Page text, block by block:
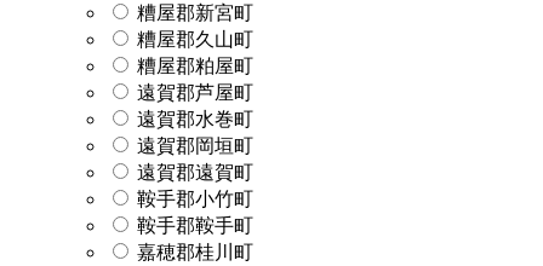
糟屋郡新宮町
糟屋郡久山町
糟屋郡粕屋町
遠賀郡芦屋町
遠賀郡水巻町
遠賀郡岡垣町
遠賀郡遠賀町
鞍手郡小竹町
鞍手郡鞍手町
嘉穂郡桂川町